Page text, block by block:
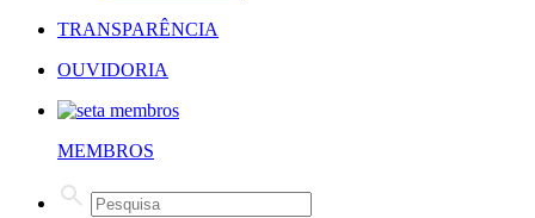
TRANSPARÊNCIA
OUVIDORIA
MEMBROS